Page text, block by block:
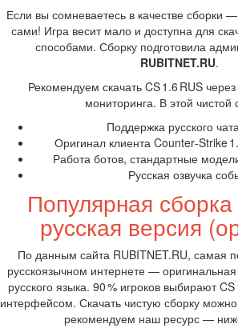
Если вы сомневаетесь в качестве сборки
сами! Игра весит мало и доступна для
способами. Сборку подготовила
RUBITNET.RU.
Рекомендуем скачать CS 1.6 RUS
мониторинга. В этой чистой
Поддержка русского
Оригинал клиента Counter‑Strike
Работа ботов, стандартные
Русская озвучка
Популярная
русская версия
По данным сайта RUBITNET.RU, самая
русскоязычном интернете —
русского языка. 90 % игроков выбирают
интерфейсом. Скачать чистую сборку
рекомендуем наш ресурс —